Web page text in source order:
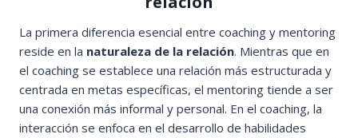
La primera diferencia esencial entre coaching y mentoring
reside en la naturaleza de la relación. Mientras que en
el coaching se establece una relación más estructurada y
centrada en metas específicas, el mentoring tiende a ser
una conexión más informal y personal. En el coaching, la
interacción se enfoca en el desarrollo de habilidades